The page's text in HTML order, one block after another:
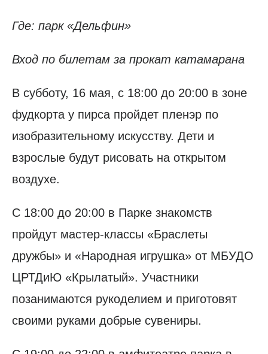
Где: парк «Дельфин»
Вход по билетам за прокат катамарана
В субботу, 16 мая, с 18:00 до 20:00 в зоне
фудкорта у пирса пройдет пленэр по
изобразительному искусству. Дети и
взрослые будут рисовать на открытом
воздухе.
С 18:00 до 20:00 в Парке знакомств
пройдут мастер-классы «Браслеты
дружбы» и «Народная игрушка» от МБУДО
ЦРТДиЮ «Крылатый». Участники
позанимаются рукоделием и приготовят
своими руками добрые сувениры.